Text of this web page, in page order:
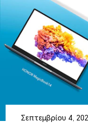
Σεπτεμβρίου 4,